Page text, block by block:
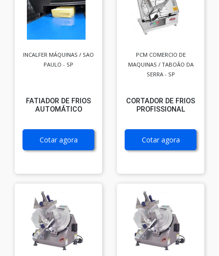
INCALFER MÁQUINAS / SAO
PAULO - SP
FATIADOR DE FRIOS
AUTOMÁTICO
Cotar agora
PCM COMERCIO DE
MAQUINAS / TABOÃO DA
SERRA - SP
CORTADOR DE FRIOS
PROFISSIONAL
Cotar agora